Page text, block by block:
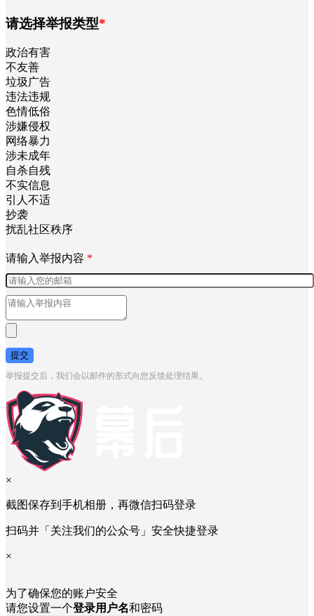
请选择举报类型*
政治有害
不友善
垃圾广告
违法违规
色情低俗
涉嫌侵权
网络暴力
涉未成年
自杀自残
不实信息
引人不适
抄袭
扰乱社区秩序
请输入举报内容 *
提交
举报提交后，我们会以邮件的形式向您反馈处理结果。
×
截图保存到手机相册，再微信扫码登录
扫码并「关注我们的公众号」安全快捷登录
×
为了确保您的账户安全
请您设置一个登录用户名和密码